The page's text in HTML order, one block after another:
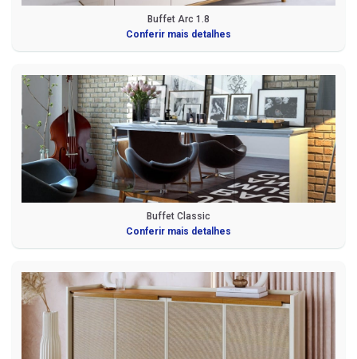
Buffet Arc 1.8
Conferir mais detalhes
Buffet Classic
Conferir mais detalhes